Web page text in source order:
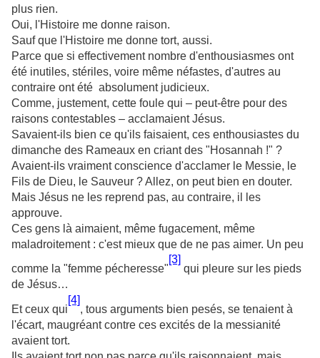
plus rien.
Oui, l'Histoire me donne raison.
Sauf que l'Histoire me donne tort, aussi.
Parce que si effectivement nombre d'enthousiasmes ont
été inutiles, stériles, voire même néfastes, d'autres au
contraire ont été absolument judicieux.
Comme, justement, cette foule qui – peut-être pour des
raisons contestables – acclamaient Jésus.
Savaient-ils bien ce qu'ils faisaient, ces enthousiastes du
dimanche des Rameaux en criant des "Hosannah !" ?
Avaient-ils vraiment conscience d'acclamer le Messie, le
Fils de Dieu, le Sauveur ? Allez, on peut bien en douter.
Mais Jésus ne les reprend pas, au contraire, il les
approuve.
Ces gens là aimaient, même fugacement, même
maladroitement : c'est mieux que de ne pas aimer. Un peu
comme la "femme pécheresse"
[3]
qui pleure sur les pieds
de Jésus…
Et ceux qui
[4]
, tous arguments bien pesés, se tenaient à
l'écart, maugréant contre ces excités de la messianité
avaient tort.